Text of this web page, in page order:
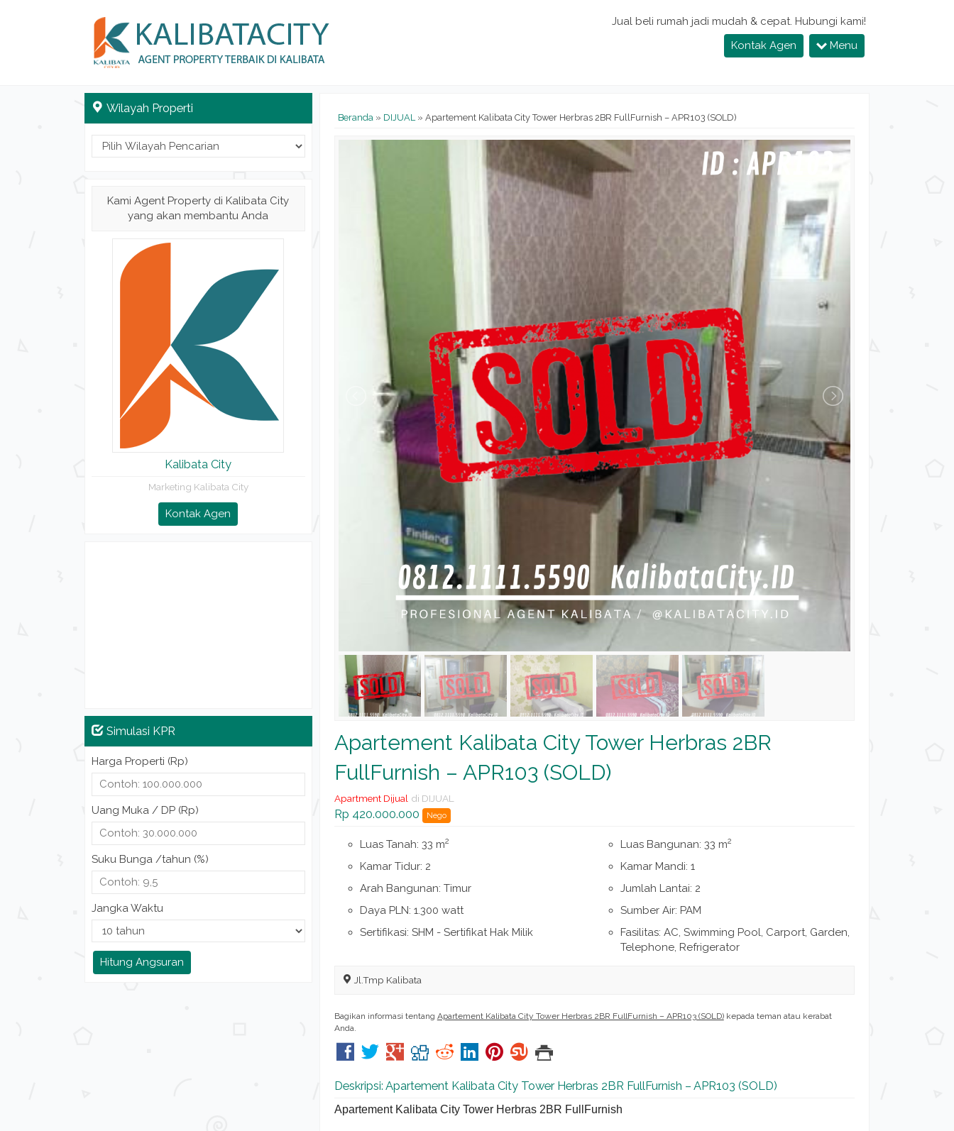
Jual beli rumah jadi mudah & cepat. Hubungi kami!
Kontak Agen
Menu
Beranda» DIJUAL» Apartement Kalibata City Tower Herbras 2BR FullFurnish – APR103 (SOLD)
Apartement Kalibata City Tower Herbras 2BR
FullFurnish – APR103 (SOLD)
Apartment Dijual di DIJUAL
Rp 420.000.000 Nego
Luas Tanah: 33 m2 Luas Bangunan: 33 m2
Kamar Tidur: 2
Kamar Mandi: 1
Arah Bangunan: Timur
Jumlah Lantai: 2
Daya PLN: 1.300 watt
Sumber Air: PAM
Sertifikasi: SHM - Sertifikat Hak Milik
Fasilitas: AC, Swimming Pool, Carport, Garden,
Telephone, Refrigerator
Jl.Tmp Kalibata
Bagikan informasi tentang Apartement Kalibata City Tower Herbras 2BR FullFurnish – APR103 (SOLD)kepada teman atau kerabat
Anda.
Deskripsi: Apartement Kalibata City Tower Herbras 2BR FullFurnish – APR103 (SOLD)
Apartement Kalibata City Tower Herbras 2BR FullFurnish
Wilayah Properti
Kami Agent Property di Kalibata City
yang akan membantu Anda
Kalibata City
Marketing Kalibata City
Kontak Agen
Simulasi KPR
Harga Properti (Rp)
Uang Muka / DP (Rp)
Suku Bunga /tahun (%)
Jangka Waktu
Hitung Angsuran